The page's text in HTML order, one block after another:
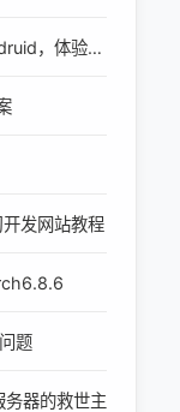
，体验最
发网站教程
题
器的救世主